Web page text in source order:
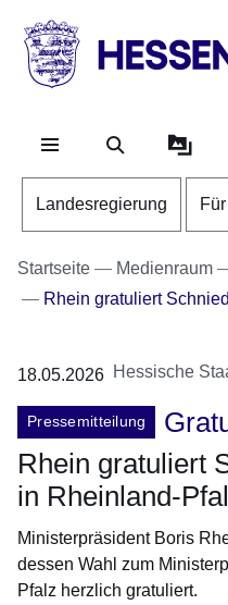
HESSEN
Landesregierung
Landesregierung
Startseite Medienraum
Rhein gratuliert
18.05.2026 Hessische
Pressemitteilung
Rhein gratuliert
in Rheinland-
Ministerpräsident Boris
dessen Wahl zum
Pfalz herzlich gratuliert.